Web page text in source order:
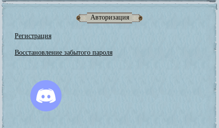
Авторизация
Регистрация
Восстановление забытого пароля